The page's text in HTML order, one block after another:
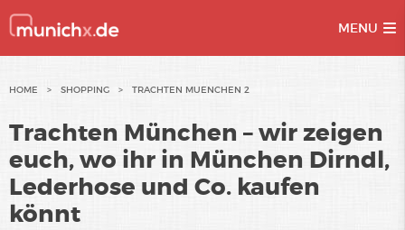
Skip
content
MENU
HOME > SHOPPING > TRACHTEN MUENCHEN 2
Trachten München – wir zeigen
euch, wo ihr in München Dirndl,
Lederhose und Co. kaufen
könnt